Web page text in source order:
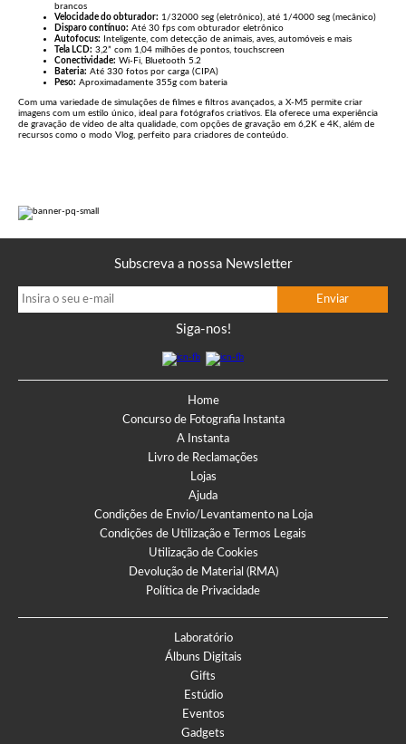
brancos
Velocidade do obturador: 1/32000 seg (eletrônico), até 1/4000 seg (mecânico)
Disparo contínuo: Até 30 fps com obturador eletrônico
Autofocus: Inteligente, com detecção de animais, aves, automóveis e mais
Tela LCD: 3,2” com 1,04 milhões de pontos, touchscreen
Conectividade: Wi-Fi, Bluetooth 5.2
Bateria: Até 330 fotos por carga (CIPA)
Peso: Aproximadamente 355g com bateria
Com uma variedade de simulações de filmes e filtros avançados, a X-M5 permite criar
imagens com um estilo único, ideal para fotógrafos criativos. Ela oferece uma experiência
de gravação de vídeo de alta qualidade, com opções de gravação em 6,2K e 4K, além de
recursos como o modo Vlog, perfeito para criadores de conteúdo.
Subscreva a nossa Newsletter
Siga-nos!
Home
Concurso de Fotografia Instanta
A Instanta
Livro de Reclamações
Lojas
Ajuda
Condições de Envio/Levantamento na Loja
Condições de Utilização e Termos Legais
Utilização de Cookies
Devolução de Material (RMA)
Política de Privacidade
Laboratório
Álbuns Digitais
Gifts
Estúdio
Eventos
Gadgets